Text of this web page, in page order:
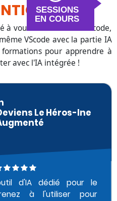
SESSIONS
EN COURS
à vouloir utilisé claude code,
VScode avec la partie IA
pour apprendre à
avec l'IA intégrée !
Le Héros-Ine
d'IA dédié pour le
à l'utiliser pour